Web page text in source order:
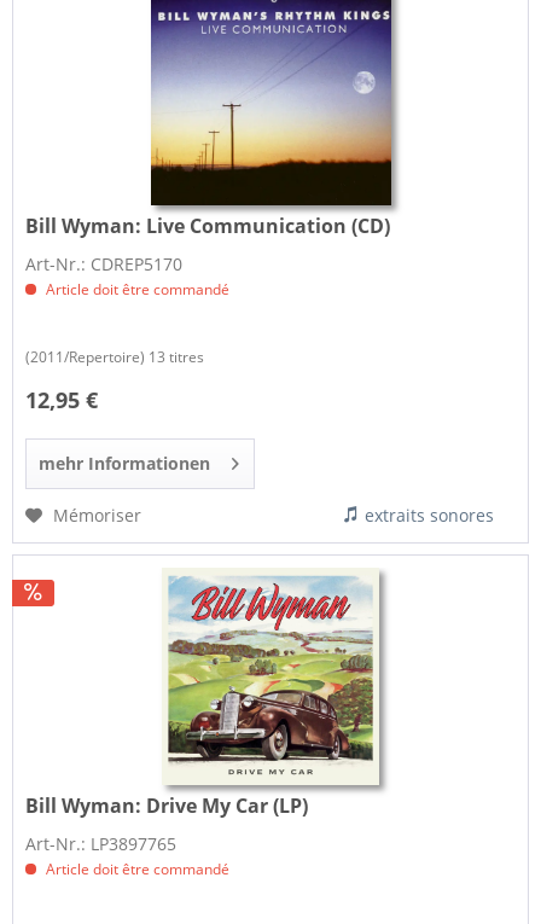
Bill Wyman: Live Communication (CD)
Art-Nr.: CDREP5170
Article doit être commandé
(2011/Repertoire) 13 titres
12,95 €
mehr Informationen
Mémoriser extraits sonores
Bill Wyman: Drive My Car (LP)
Art-Nr.: LP3897765
Article doit être commandé